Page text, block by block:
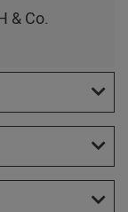
& Co.